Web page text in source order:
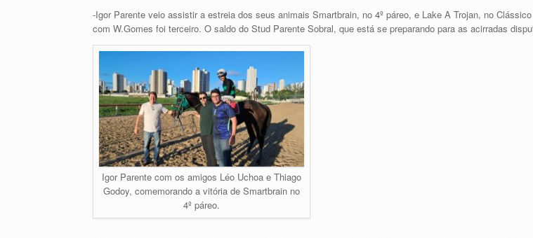
-Igor Parente veio assistir a estreia dos seus animais Smartbrain, no 4º páreo, e Lake A Trojan, no
com W.Gomes foi terceiro. O saldo do Stud Parente Sobral, que está se preparando para as acirradas
Igor Parente com os amigos Léo Uchoa e Thiago
Godoy, comemorando a vitória de Smartbrain no
4º páreo.